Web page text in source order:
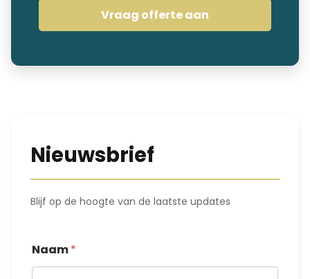
Vraag offerte aan
Nieuwsbrief
Blijf op de hoogte van de laatste updates
Naam*